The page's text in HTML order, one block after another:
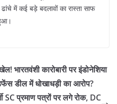
में कई बड़े बदलावों का रास्ता साफ
भारतवंशी कारोबारी पर इंडोनेशिया
डील में धोखाधड़ी का आरोप?
SC प्रमाण पत्रों पर लगे रोक, DC